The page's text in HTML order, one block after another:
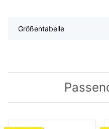
Größentabelle